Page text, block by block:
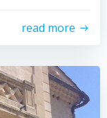
read more